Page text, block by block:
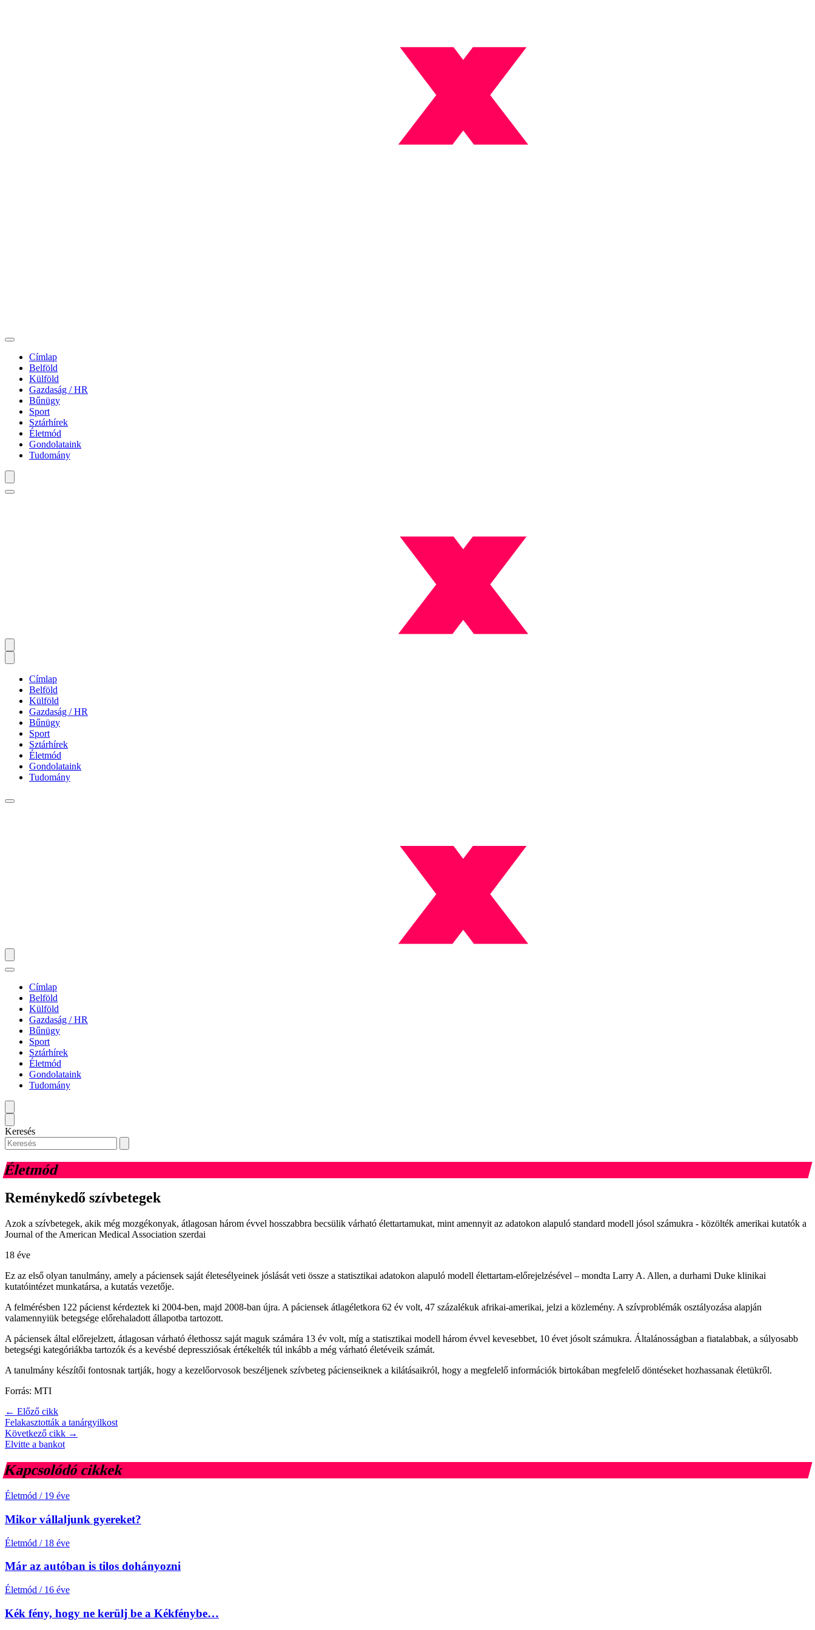
Címlap
Belföld
Külföld
Gazdaság / HR
Bűnügy
Sport
Sztárhírek
Életmód
Gondolataink
Tudomány
Címlap
Belföld
Külföld
Gazdaság / HR
Bűnügy
Sport
Sztárhírek
Életmód
Gondolataink
Tudomány
Címlap
Belföld
Külföld
Gazdaság / HR
Bűnügy
Sport
Sztárhírek
Életmód
Gondolataink
Tudomány
Keresés
Életmód
Reménykedő szívbetegek
Azok a szívbetegek, akik még mozgékonyak, átlagosan három évvel hosszabbra becsülik várható élettartamukat, mint amennyit az adatokon alapuló standard modell jósol számukra - közölték amerikai kutatók a
Journal of the American Medical Association szerdai
18 éve
Ez az első olyan tanulmány, amely a páciensek saját életesélyeinek jóslását veti össze a statisztikai adatokon alapuló modell élettartam-előrejelzésével – mondta Larry A. Allen, a durhami Duke klinikai
kutatóintézet munkatársa, a kutatás vezetője.
A felmérésben 122 pácienst kérdeztek ki 2004-ben, majd 2008-ban újra. A páciensek átlagéletkora 62 év volt, 47 százalékuk afrikai-amerikai, jelzi a közlemény. A szívproblémák osztályozása alapján
valamennyiük betegsége előrehaladott állapotba tartozott.
A páciensek által előrejelzett, átlagosan várható élethossz saját maguk számára 13 év volt, míg a statisztikai modell három évvel kevesebbet, 10 évet jósolt számukra. Általánosságban a fiatalabbak, a súlyosabb
betegségi kategóriákba tartozók és a kevésbé depressziósak értékelték túl inkább a még várható életéveik számát.
A tanulmány készítői fontosnak tartják, hogy a kezelőorvosok beszéljenek szívbeteg pácienseiknek a kilátásaikról, hogy a megfelelő információk birtokában megfelelő döntéseket hozhassanak életükről.
Forrás: MTI
← Előző cikk
Felakasztották a tanárgyilkost
Következő cikk →
Elvitte a bankot
Kapcsolódó cikkek
Életmód / 19 éve
Mikor vállaljunk gyereket?
Életmód / 18 éve
Már az autóban is tilos dohányozni
Életmód / 16 éve
Kék fény, hogy ne kerülj be a Kékfénybe…